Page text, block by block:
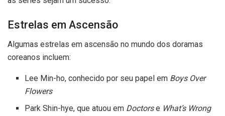
Estrelas em Ascensão
Algumas estrelas em ascensão no mundo dos doramas
coreanos incluem:
Lee Min-ho, conhecido por seu papel em Boys Over
Flowers
Park Shin-hye, que atuou em Doctorse What’s Wrong